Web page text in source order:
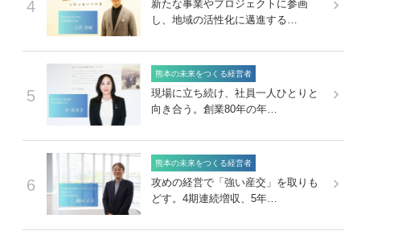
4
新たな事業やプロジェクトに参画
し、地域の活性化に邁進する…
5
熊本の未来をつくる経営者
現場に立ち続け、社員一人ひとりと
向き合う。創業80年の年…
6
熊本の未来をつくる経営者
攻めの経営で「強い産交」を取りも
どす。4期連続増収、5年…